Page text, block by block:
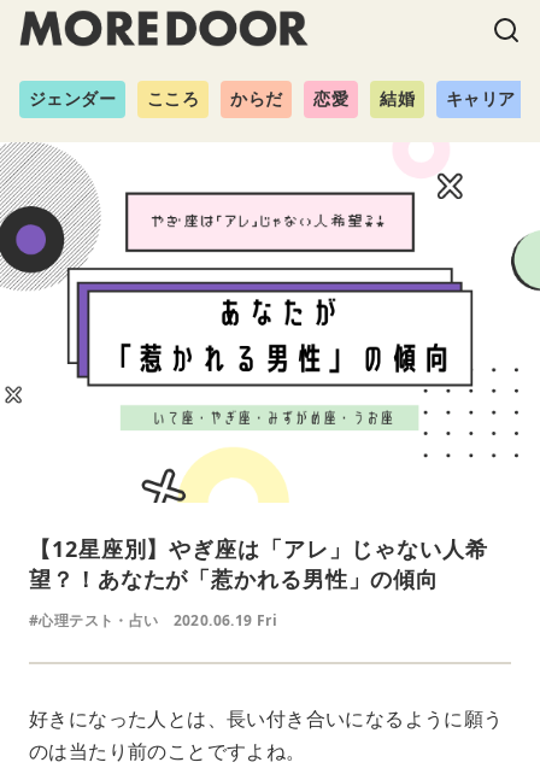
ジェンダー こころ からだ 恋愛 結婚 キャリア
【12星座別】やぎ座は「アレ」じゃない人希
望？！あなたが「惹かれる男性」の傾向
#心理テスト・占い 2020.06.19 Fri
好きになった人とは、長い付き合いになるように願う
のは当たり前のことですよね。